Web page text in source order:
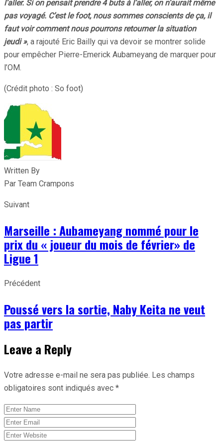
l’aller. Si on pensait prendre 4 buts à l’aller, on n’aurait même
pas voyagé. C’est le foot, nous sommes conscients de ça, il
faut voir comment nous pourrons retourner la situation
jeudi », a rajouté Eric Bailly qui va devoir se montrer solide
pour empêcher Pierre-Emerick Aubameyang de marquer pour
l’OM.
(Crédit photo : So foot)
Written By
Par Team Crampons
Suivant
Marseille : Aubameyang nommé pour le
prix du « joueur du mois de février» de
Ligue 1
Précédent
Poussé vers la sortie, Naby Keita ne veut
pas partir
Leave a Reply
Votre adresse e-mail ne sera pas publiée. Les champs
obligatoires sont indiqués avec *